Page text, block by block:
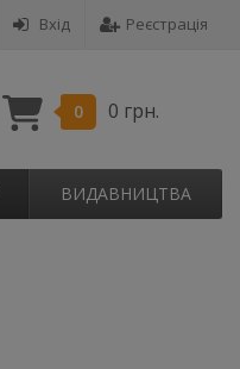
Вхід Реєстрація
0 0 грн.
ВИДАВНИЦТВА